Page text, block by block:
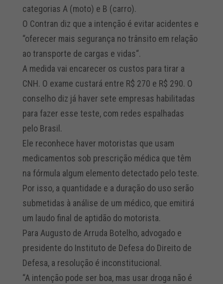
categorias A (moto) e B (carro).
O Contran diz que a intenção é evitar acidentes e
“oferecer mais segurança no trânsito em relação
ao transporte de cargas e vidas“.
A medida vai encarecer os custos para tirar a
CNH. O exame custará entre R$ 270 e R$ 290. O
conselho diz já haver sete empresas habilitadas
para fazer esse teste, com redes espalhadas
pelo Brasil.
Ele reconhece haver motoristas que usam
medicamentos sob prescrição médica que têm
na fórmula algum elemento detectado pelo teste.
Por isso, a quantidade e a duração do uso serão
submetidas à análise de um médico, que emitirá
um laudo final de aptidão do motorista.
Para Augusto de Arruda Botelho, advogado e
presidente do Instituto de Defesa do Direito de
Defesa, a resolução é inconstitucional.
“A intenção pode ser boa, mas usar droga não é